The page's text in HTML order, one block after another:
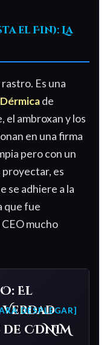
el Fin): La
Es una
de
el ambroxan y los
en una firma
pero con un
proyectar, es
se adhiere a la
que fue
mucho
El
CDNIM